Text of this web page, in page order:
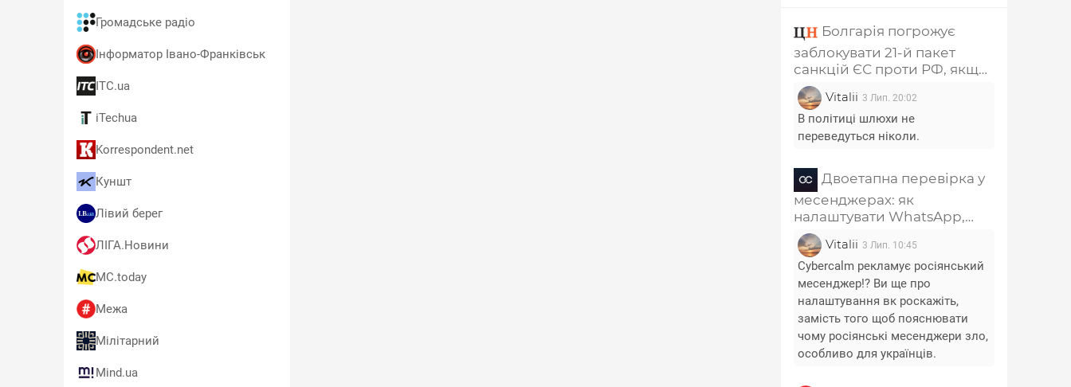
Громадське радіо
Інформатор Івано-Франківськ
ITC.ua
iTechua
Korrespondent.net
Куншт
Лівий берег
ЛІГА.Новини
MC.today
Межа
Мілітарний
Mind.ua
Болгарія погрожує
заблокувати 21-й пакет
санкцій ЄС проти РФ, якщо
з нього не приберуть главу
РПЦ Кирила та
співзасновника "Лукойла"
Vitalii 3 Лип. 20:02
В політиці шлюхи не
переведуться ніколи.
Двоетапна перевірка у
месенджерах: як
налаштувати WhatsApp,
Telegram, Signal, Viber і
Messenger
Vitalii 3 Лип. 10:45
Cybercalm рекламує росіянський
месенджер!? Ви ще про
налаштування вк роскажіть,
замість того щоб пояснювати
чому росіянські месенджери зло,
особливо для українців.